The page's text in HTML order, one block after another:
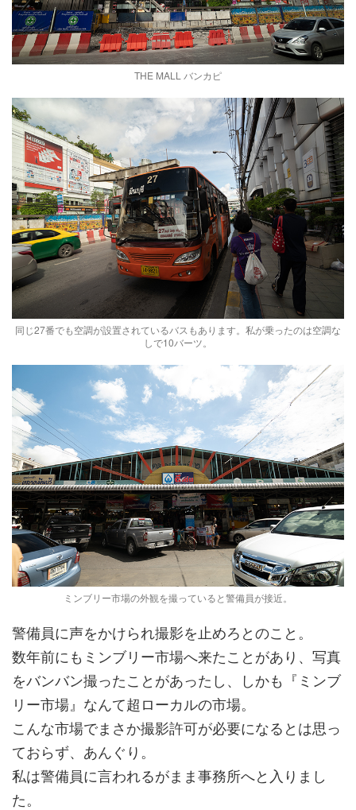
THE MALL バンカピ
同じ27番でも空調が設置されているバスもあります。私が乗ったのは空調な
しで10バーツ。
ミンブリー市場の外観を撮っていると警備員が接近。
警備員に声をかけられ撮影を止めろとのこと。
数年前にもミンブリー市場へ来たことがあり、写真
をバンバン撮ったことがあったし、しかも『ミンブ
リー市場』なんて超ローカルの市場。
こんな市場でまさか撮影許可が必要になるとは思っ
ておらず、あんぐり。
私は警備員に言われるがまま事務所へと入りまし
た。